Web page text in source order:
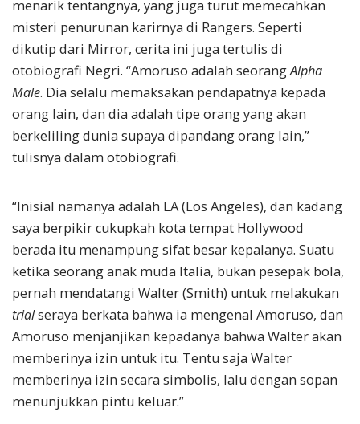
menarik tentangnya, yang juga turut memecahkan
misteri penurunan karirnya di Rangers. Seperti
dikutip dari Mirror, cerita ini juga tertulis di
otobiografi Negri. “Amoruso adalah seorangAlpha
Male. Dia selalu memaksakan pendapatnya kepada
orang lain, dan dia adalah tipe orang yang akan
berkeliling dunia supaya dipandang orang lain,”
tulisnya dalam otobiografi.
“Inisial namanya adalah LA (Los Angeles), dan kadang
saya berpikir cukupkah kota tempat Hollywood
berada itu menampung sifat besar kepalanya. Suatu
ketika seorang anak muda Italia, bukan pesepak bola,
pernah mendatangi Walter (Smith) untuk melakukan
trialseraya berkata bahwa ia mengenal Amoruso, dan
Amoruso menjanjikan kepadanya bahwa Walter akan
memberinya izin untuk itu. Tentu saja Walter
memberinya izin secara simbolis, lalu dengan sopan
menunjukkan pintu keluar.”